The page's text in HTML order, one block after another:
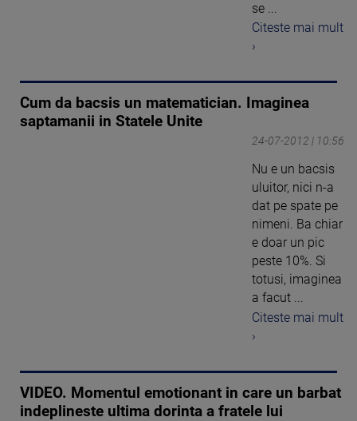
se ...
Citeste mai mult
›
Cum da bacsis un matematician. Imaginea
saptamanii in Statele Unite
24-07-2012 | 10:56
Nu e un bacsis
uluitor, nici n-a
dat pe spate pe
nimeni. Ba chiar
e doar un pic
peste 10%. Si
totusi, imaginea
a facut ...
Citeste mai mult
›
VIDEO. Momentul emotionant in care un barbat
indeplineste ultima dorinta a fratele lui